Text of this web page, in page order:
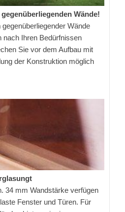
Wände!
Wände
nach Ihren Bedürfnissen
Sie vor dem Aufbau mit
der Konstruktion möglich
34 mm Wandstärke verfügen
Fenster und Türen. Für